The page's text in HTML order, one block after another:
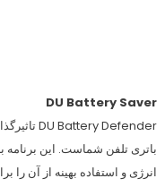
DU Battery Saver
DU Battery Defender تاثیرگذار ترین برنامه برای بهینه سازی عمر مفید
باتری تلفن شماست. این برنامه
انرژی و استفاده بهینه از آن